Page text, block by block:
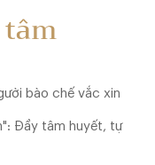
bào chế vắc xin
Đầy tâm huyết, tự